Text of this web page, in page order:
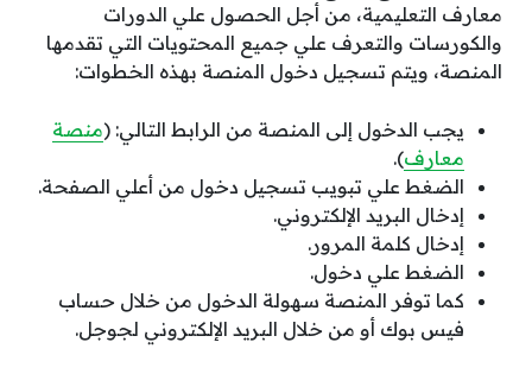
معارف التعليمية، من أجل الحصول علي الدورات
والكورسات والتعرف علي جميع المحتويات التي تقدمها
المنصة، ويتم تسجيل دخول المنصة بهذه الخطوات:
يجب الدخول إلى المنصة من الرابط التالي: (منصة
معارف).
الضغط علي تبويب تسجيل دخول من أعلي الصفحة.
إدخال البريد الإلكتروني.
إدخال كلمة المرور.
الضغط علي دخول.
كما توفر المنصة سهولة الدخول من خلال حساب
فيس بوك أو من خلال البريد الإلكتروني لجوجل.